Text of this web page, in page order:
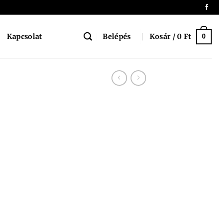
Kapcsolat Belépés Kosár /0 Ft 0